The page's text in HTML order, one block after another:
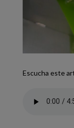
Escucha este